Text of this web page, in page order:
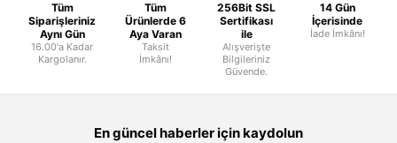
Tüm
Siparişleriniz
Aynı Gün
16.00'a Kadar
Kargolanır.
Tüm
Ürünlerde 6
Aya Varan
Taksit
İmkânı!
256Bit SSL
Sertifikası
ile
Alışverişte
Bilgileriniz
Güvende.
14 Gün
İçerisinde
İade İmkânı!
En güncel haberler için kaydolun